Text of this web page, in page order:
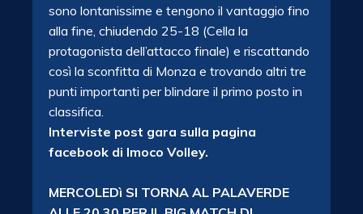
sono lontanissime e tengono il vantaggio fino
alla fine, chiudendo 25-18 (Cella la
protagonista dell’attacco finale) e riscattando
così la sconfitta di Monza e trovando altri tre
punti importanti per blindare il primo posto in
classifica.
Interviste post gara sulla pagina
facebook di Imoco Volley.
MERCOLEDì SI TORNA AL PALAVERDE